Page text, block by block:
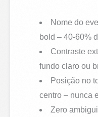
Nome do
bold – 40-60%
Contraste
fundo claro ou
Posição no
centro – nunca
Zero